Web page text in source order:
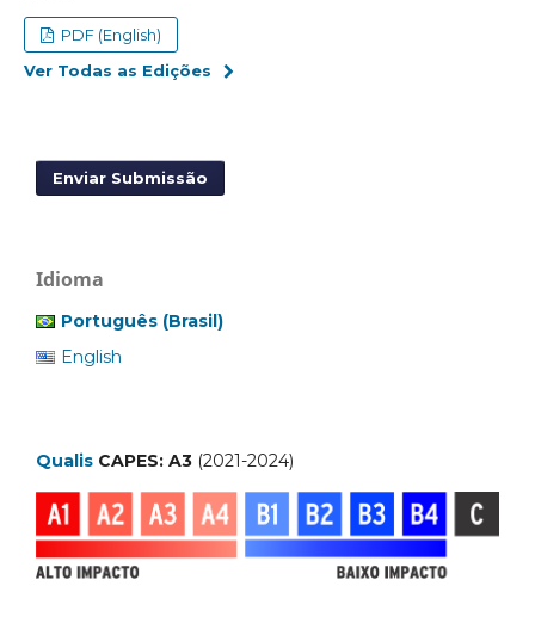
PDF (English)
Ver Todas as Edições
Enviar Submissão
Idioma
Português (Brasil)
English
Qualis CAPES: A3 (2021-2024)